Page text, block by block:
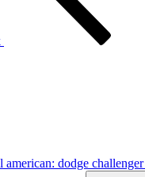
american: dodge